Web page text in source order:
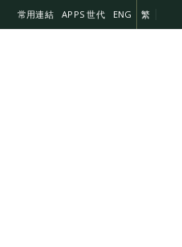
常用連結 APPS 世代 ENG 繁